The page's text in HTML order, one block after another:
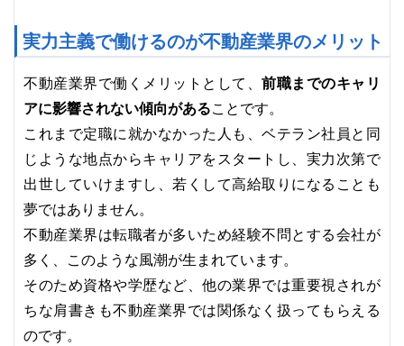
実力主義で働けるのが不動産業界のメリット
不動産業界で働くメリットとして、前職までのキャリ
アに影響されない傾向があることです。
これまで定職に就かなかった人も、ベテラン社員と同
じような地点からキャリアをスタートし、 実力次第で
出世していけますし、若くして高給取りになることも
夢ではありません。
不動産業界は転職者が多いため経験不問とする会社が
多く、このような風潮が生まれています。
そのため資格や学歴など、他の業界では重要視されが
ちな肩書きも不動産業界では関係なく扱ってもらえる
のです。